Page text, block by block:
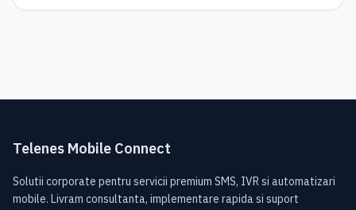
Telenes Mobile Connect
Solutii corporate pentru servicii premium SMS, IVR si automatizari
mobile. Livram consultanta, implementare rapida si suport